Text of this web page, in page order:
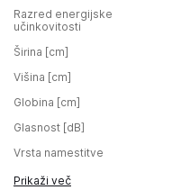
Razred energijske
učinkovitosti
Širina [cm]
Višina [cm]
Globina [cm]
Glasnost [dB]
Vrsta namestitve
Prikaži več